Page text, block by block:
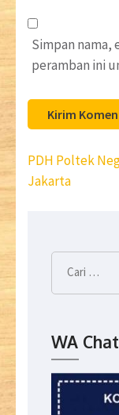
Simpan nama,
peramban ini
Navigasi
pos
PDH Poltek
Jakarta
Cari
untuk:
WA Chat